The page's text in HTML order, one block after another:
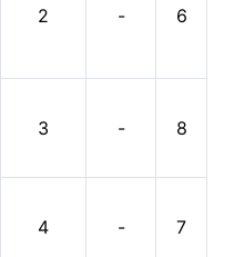
2 - 6
3 - 8
4 - 7